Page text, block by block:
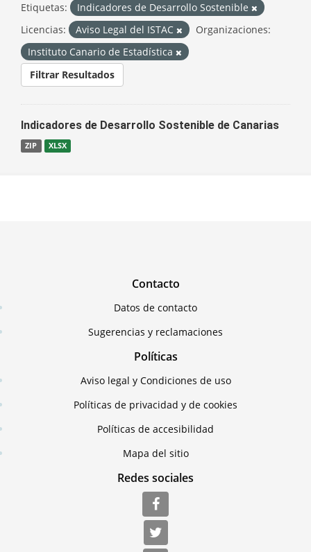
Etiquetas:
Indicadores de Desarrollo Sostenible
Licencias:
Aviso Legal del ISTAC
Organizaciones:
Instituto Canario de Estadística
Filtrar Resultados
Indicadores de Desarrollo Sostenible de Canarias
ZIP XLSX
Contacto
Datos de contacto
Sugerencias y reclamaciones
Políticas
Aviso legal y Condiciones de uso
Políticas de privacidad y de cookies
Políticas de accesibilidad
Mapa del sitio
Redes sociales